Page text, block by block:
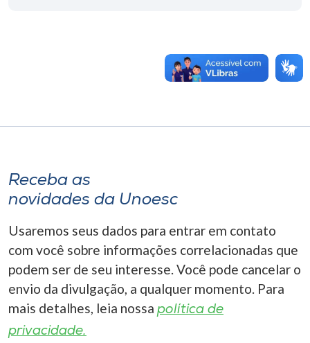
Receba as
novidades da Unoesc
Usaremos seus dados para entrar em contato
com você sobre informações correlacionadas que
podem ser de seu interesse. Você pode cancelar o
envio da divulgação, a qualquer momento. Para
mais detalhes, leia nossa política de
privacidade.